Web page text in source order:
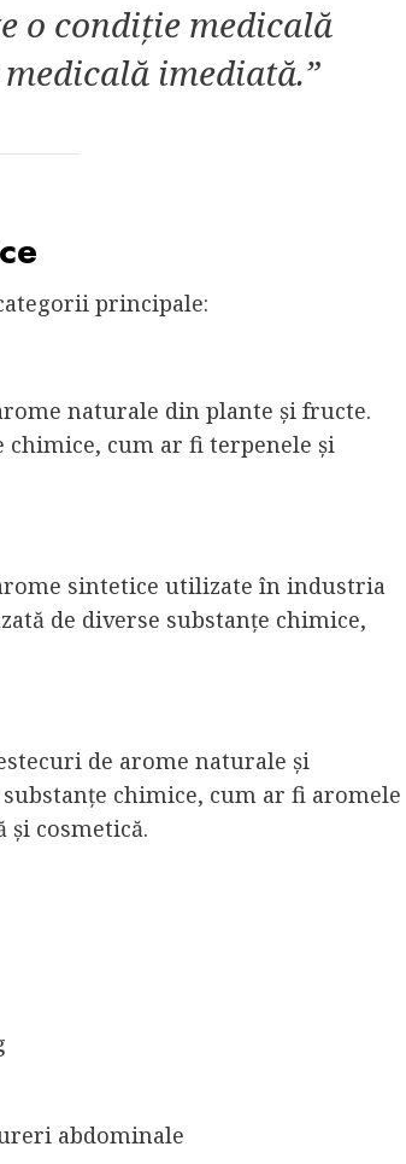
o condiție medicală
imediată.”
principale:
naturale din plante și fructe.
chimice, cum ar fi terpenele și
sintetice utilizate în industria
de diverse substanțe chimice,
de arome naturale și
chimice, cum ar fi aromele
cosmetică.
abdominale